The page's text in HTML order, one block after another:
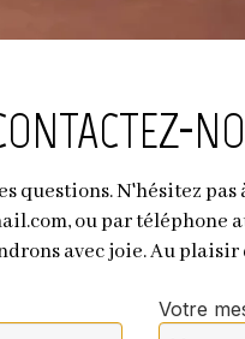
questions. N'hésitez
, ou par téléphone
avec joie. Au
Votre